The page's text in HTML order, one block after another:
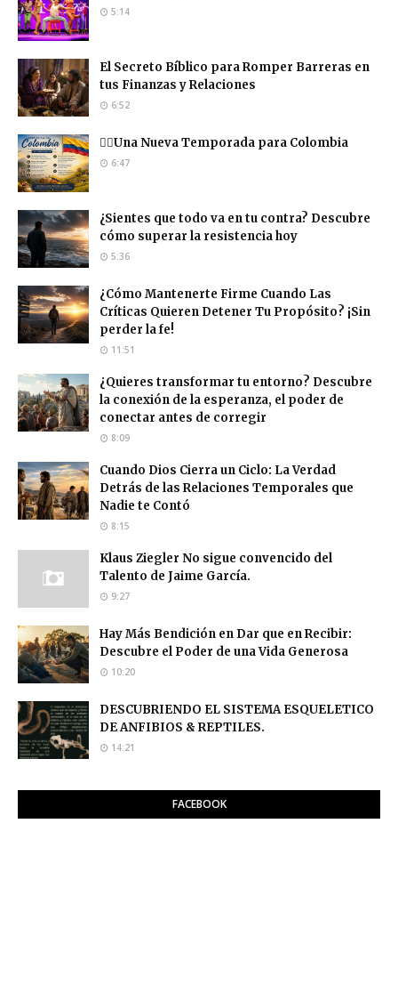
5:14
El Secreto Bíblico para Romper Barreras en
tus Finanzas y Relaciones
6:52
❤️‍🔥Una Nueva Temporada para Colombia
6:47
¿Sientes que todo va en tu contra? Descubre
cómo superar la resistencia hoy
5:36
¿Cómo Mantenerte Firme Cuando Las
Críticas Quieren Detener Tu Propósito? ¡Sin
perder la fe!
11:51
¿Quieres transformar tu entorno? Descubre
la conexión de la esperanza, el poder de
conectar antes de corregir
8:09
Cuando Dios Cierra un Ciclo: La Verdad
Detrás de las Relaciones Temporales que
Nadie te Contó
8:15
Klaus Ziegler No sigue convencido del
Talento de Jaime García.
9:27
Hay Más Bendición en Dar que en Recibir:
Descubre el Poder de una Vida Generosa
10:20
DESCUBRIENDO EL SISTEMA ESQUELETICO
DE ANFIBIOS & REPTILES.
14:21
FACEBOOK